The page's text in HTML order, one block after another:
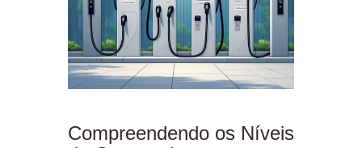
Compreendendo os Níveis